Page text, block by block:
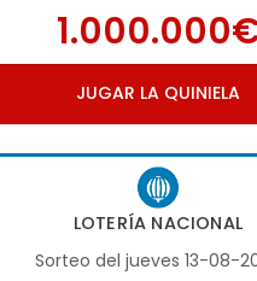
JUGAR LA QUINIELA
LOTERÍA NACIONAL
Sorteo del jueves 13-08-